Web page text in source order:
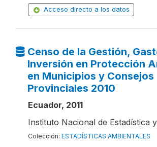
Acceso directo a los datos
Censo de la Gestión,
Inversión en Protección
en Municipios y Consejos
Provinciales 2010
Ecuador, 2011
Instituto Nacional de Estadística
Colección: ESTADÍSTICAS AMBIENTALES